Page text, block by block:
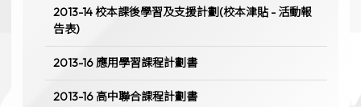
2013-14 校本課後學習及支援計劃(校本津貼 - 活動報
告表)
2013-16 應用學習課程計劃書
2013-16 高中聯合課程計劃書